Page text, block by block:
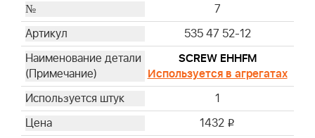
7
535 47 52-12
SCREW EHHFM
Используется в агрегатах
1
1432 i